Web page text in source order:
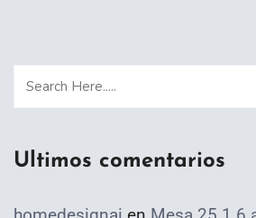
Ultimos comentarios